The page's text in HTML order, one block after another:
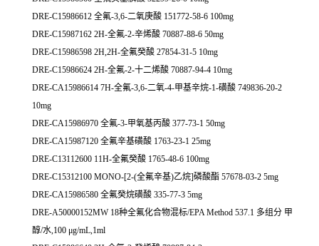
DRE-C15986612 全氟-3,6-二氧庚酸 151772-58-6 100mg
DRE-C15987162 2H-全氟-2-辛烯酸 70887-88-6 50mg
DRE-C15986598 2H,2H-全氟癸酸 27854-31-5 10mg
DRE-C15986624 2H-全氟-2-十二烯酸 70887-94-4 10mg
DRE-CA15986614 7H-全氟-3,6-二氧-4-甲基辛烷-1-磺酸 749836-20-2
10mg
DRE-CA15986970 全氟-3-甲氧基丙酸 377-73-1 50mg
DRE-CA15987120 全氟辛基磺酸 1763-23-1 25mg
DRE-C13112600 11H-全氟癸酸 1765-48-6 100mg
DRE-C15312100 MONO-[2-(全氟辛基)乙烷]磷酸酯 57678-03-2 5mg
DRE-CA15986580 全氟癸烷磺酸 335-77-3 5mg
DRE-A50000152MW 18种全氟化合物混标/EPA Method 537.1 多组分 甲
醇/水,100 μg/mL,1ml